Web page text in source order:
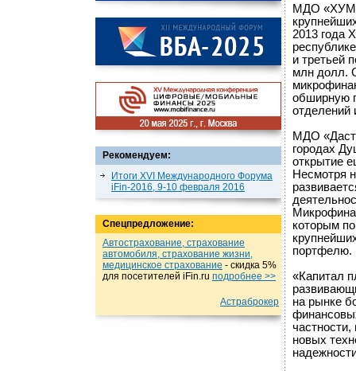
Рекомендуем:
Итоги XVI Международного Форума
iFin-2016, 9-10 февраля 2016
Спецпредложение:
Автострахование, страхование
автомобиля, страхование жизни,
медицинское страхование - cкидка 5%
для посетителей iFin.ru подробнеe >>
Астраброкер
МДО
2013 года
и третьей
млн долл.
обширную
отделений
МДО
городах
открытие
Несмотря
которым
портфелю.
«Капитал
на рынке
новых